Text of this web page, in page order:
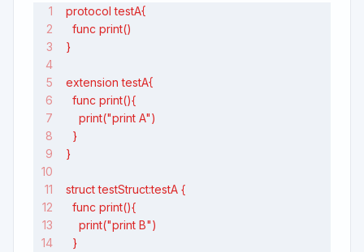
protocol testA{
  func print()
}
extension testA{
  func print(){
    print("print A")
  }
}
struct testStruct:testA {
  func print(){
    print("print B")
  }